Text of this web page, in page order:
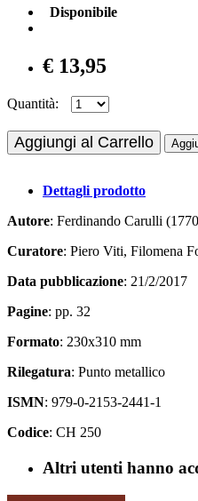
Disponibile
€ 13,95
Quantità:
Aggiungi al Carrello
Dettagli prodotto
Autore: Ferdinando Carulli
Curatore: Piero Viti, Filomena
Data pubblicazione: 21/2/2017
Pagine: pp. 32
Formato: 230x310 mm
Rilegatura: Punto metallico
ISMN: 979-0-2153-2441-1
Codice: CH 250
Altri utenti hanno